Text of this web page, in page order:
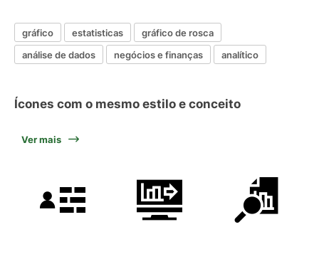
gráfico estatisticas
gráfico de rosca
análise de dados
negócios e finanças analítico
Ícones com o mesmo estilo e conceito
Ver mais